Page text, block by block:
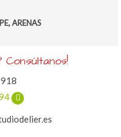
ARENAS
Consúltanos!